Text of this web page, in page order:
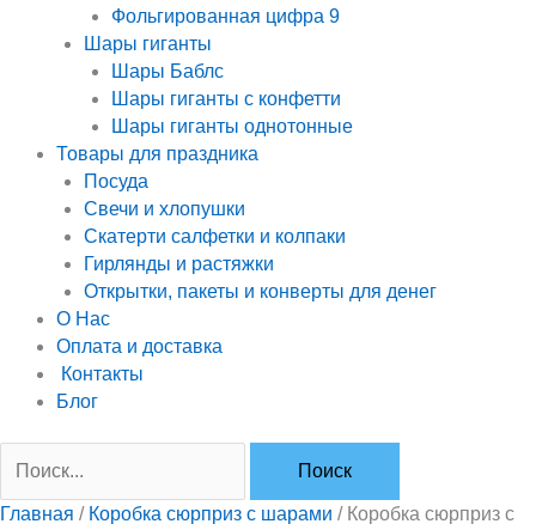
Фольгированная цифра 9
Шары гиганты
Шары Баблс
Шары гиганты с конфетти
Шары гиганты однотонные
Товары для праздника
Посуда
Свечи и хлопушки
Скатерти салфетки и колпаки
Гирлянды и растяжки
Открытки, пакеты и конверты для денег
О Нас
Оплата и доставка
Контакты
Блог
Главная / Коробка сюрприз с шарами / Коробка сюрприз с